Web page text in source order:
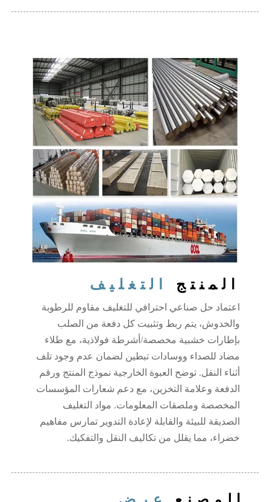
المنتج التغليف
اعتماد حل صناعي احترافي للتغليف مقاوم للرطوبة
والخدوش، يتم ربط وتثبيت كل دفعة من الصلب
بإطارات خشبية مخصصة/أشرطة فولاذية، مع طلاء
مضاد للصداء ووسادات تبطين لضمان عدم وجود تلف
أثناء النقل. توضح العبوة الخارجية نموذج المنتج ورقم
الدفعة وعلامة التخزين، مع دعم شعارات المؤسسات
المخصصة وملصقات المعلومات. مواد التغليف
الصديقة للبيئة والقابلة لإعادة التدوير تمارس مفاهيم
خضراء، مما يقلل من تكاليف النقل والتفكيك.